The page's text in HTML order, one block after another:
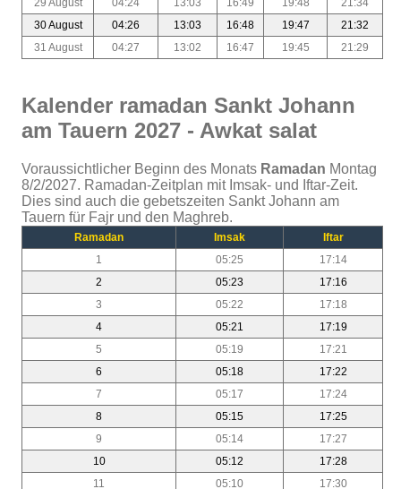
30 August
04:26 13:03 16:48 19:47
21:32
31 August
04:27 13:02 16:47 19:45 21:29
Kalender ramadan Sankt Johann
am Tauern 2027 - Awkat salat
Voraussichtlicher Beginn des Monats Ramadan Montag
8/2/2027. Ramadan-Zeitplan mit Imsak- und Iftar-Zeit.
Dies sind auch die gebetszeiten Sankt Johann am
Tauern für Fajr und den Maghreb.
Ramadan Imsak
Iftar
1
05:25
17:14
2
05:23
17:16
3
05:22
17:18
4
05:21
17:19
5
05:19
17:21
6
05:18
17:22
7
05:17
17:24
8
05:15
17:25
9
05:14
17:27
10
05:12
17:28
11
05:10
17:30